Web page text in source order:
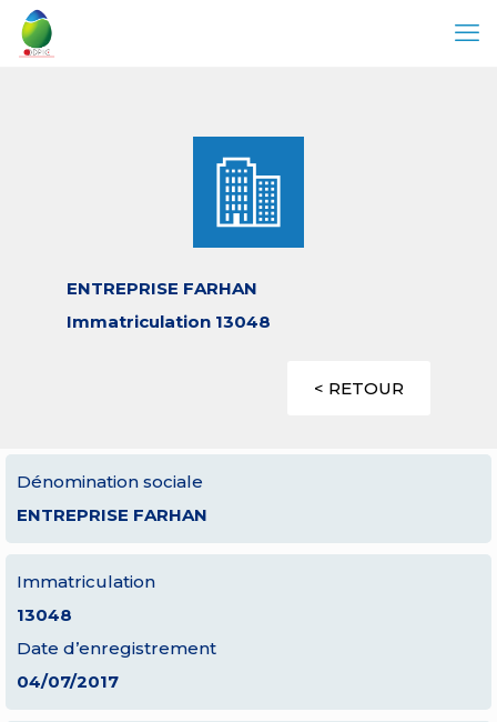
ENTREPRISE FARHAN
Immatriculation 13048
< RETOUR
Dénomination sociale
ENTREPRISE FARHAN
Immatriculation
13048
Date d’enregistrement
04/07/2017